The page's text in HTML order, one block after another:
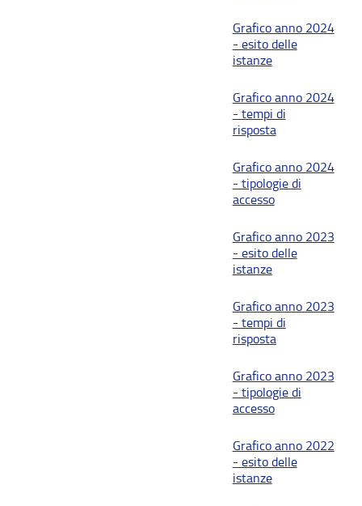
Grafico anno 2024
- esito delle
istanze
Grafico anno 2024
- tempi di
risposta
Grafico anno 2024
- tipologie di
accesso
Grafico anno 2023
- esito delle
istanze
Grafico anno 2023
- tempi di
risposta
Grafico anno 2023
- tipologie di
accesso
Grafico anno 2022
- esito delle
istanze